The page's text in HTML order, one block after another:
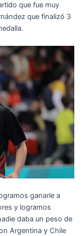
que fue muy
que finalizó 3
ganarle a
y logramos
daba un peso de
Argentina y Chile